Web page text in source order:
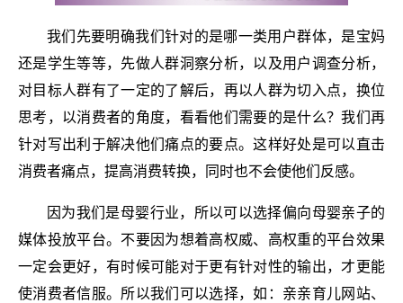
我们先要明确我们针对的是哪一类用户群体，是宝妈
还是学生等等，先做人群洞察分析，以及用户调查分析，
对目标人群有了一定的了解后，再以人群为切入点，换位
思考，以消费者的角度，看看他们需要的是什么？我们再
针对写出利于解决他们痛点的要点。这样好处是可以直击
消费者痛点，提高消费转换，同时也不会使他们反感。
因为我们是母婴行业，所以可以选择偏向母婴亲子的
媒体投放平台。不要因为想着高权威、高权重的平台效果
一定会更好，有时候可能对于更有针对性的输出，才更能
使消费者信服。所以我们可以选择，如：亲亲育儿网站、